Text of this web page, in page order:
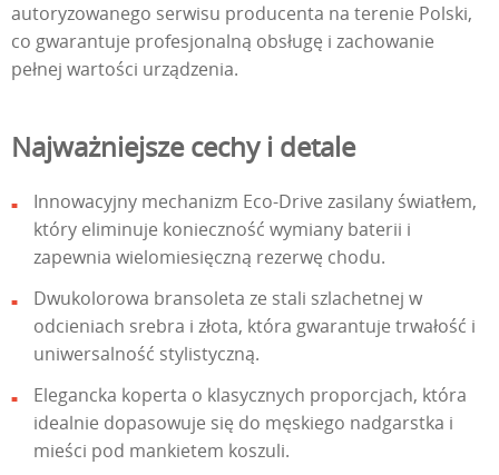
autoryzowanego serwisu producenta na terenie Polski,
co gwarantuje profesjonalną obsługę i zachowanie
pełnej wartości urządzenia.
Najważniejsze cechy i detale
Innowacyjny mechanizm Eco-Drive zasilany światłem,
który eliminuje konieczność wymiany baterii i
zapewnia wielomiesięczną rezerwę chodu.
Dwukolorowa bransoleta ze stali szlachetnej w
odcieniach srebra i złota, która gwarantuje trwałość i
uniwersalność stylistyczną.
Elegancka koperta o klasycznych proporcjach, która
idealnie dopasowuje się do męskiego nadgarstka i
mieści pod mankietem koszuli.